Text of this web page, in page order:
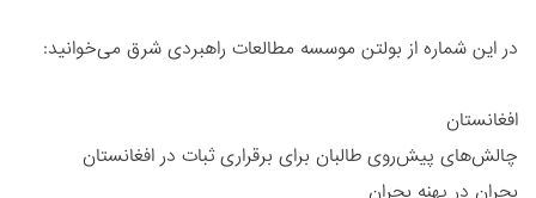
در این شماره از بولتن موسسه مطالعات راهبردی شرق می‌خوانید:
افغانستان
چالش‌های پیش‌روی طالبان برای برقراری ثبات در افغانستان
بحران در پهنه بحران